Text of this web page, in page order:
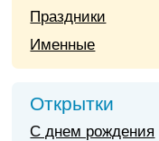
Праздники
Именные
Открытки
С днем рождения